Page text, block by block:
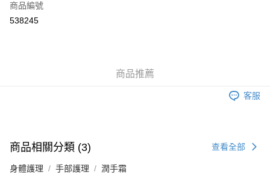
Apple Pay
銀行匯款 請將存款存到以下銀行帳戶，並於存款單據寫上訂單編號後電郵至
eshop@colourmix-cosmetics.com** **我們不會處理沒有提供存款單據的訂
單。 如果訂購後七個工作天內我們未能收到有關存款，有關訂單將被取消。
送貨方式
商品編號
538245
商品推薦
客服
商品相關分類 (3) 查看全部
身體護理 手部護理 潤手霜